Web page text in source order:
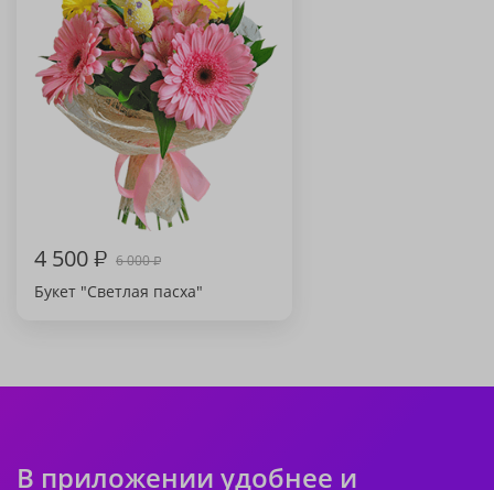
4 500₽ 6 000₽
Букет "Светлая пасха"
В приложении удобнее и